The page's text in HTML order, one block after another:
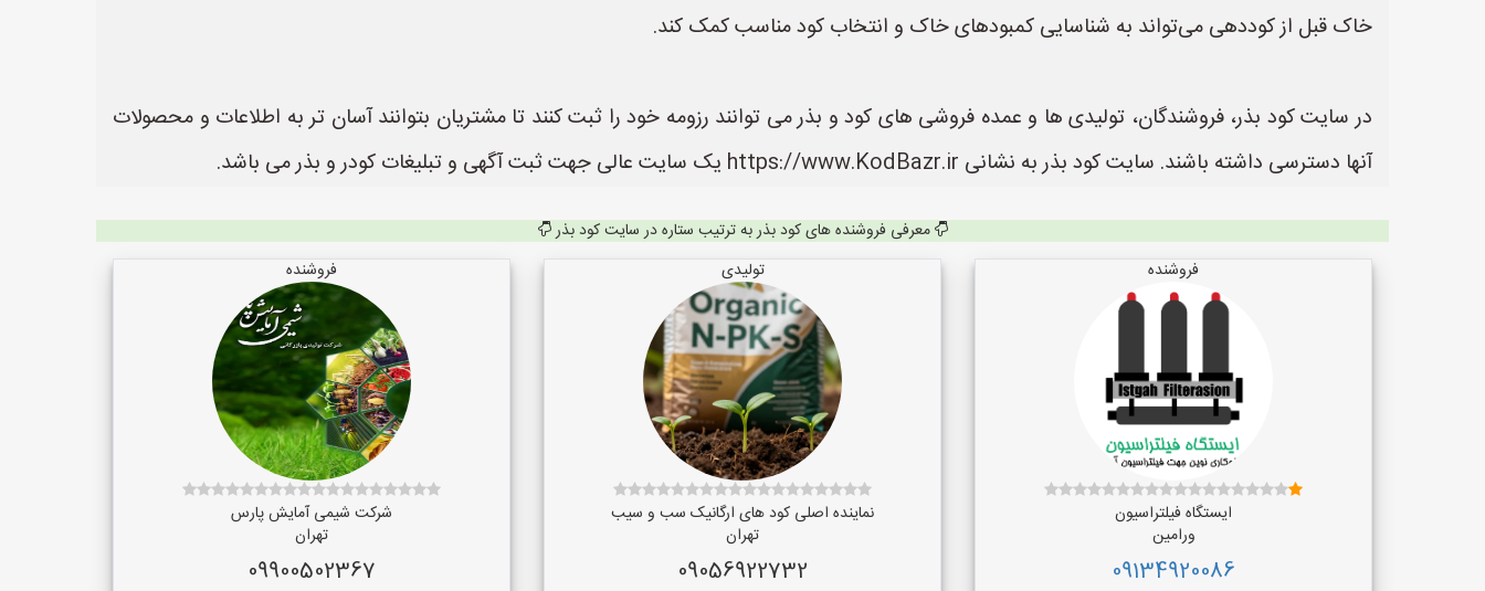
خاک قبل از کوددهی می‌تواند به شناسایی کمبودهای خاک و انتخاب کود مناسب کمک کند.
در سایت کود بذر، فروشندگان، تولیدی ها و عمده فروشی های کود و بذر می توانند رزومه خود را ثبت کنند تا مشتریان بتوانند آسان تر به اطلاعات و محصولات
آنها دسترسی داشته باشند. سایت کود بذر به نشانی https://www.KodBazr.ir یک سایت عالی جهت ثبت آگهی و تبلیغات کودر و بذر می باشد.
معرفی فروشنده های کود بذر به ترتیب ستاره در سایت کود بذر
فروشنده
ایستگاه فیلتراسیون
ورامین
09134920086
تولیدی
نماینده اصلی کود های ارگانیک سب و سیب
تهران
09056922732
فروشنده
شرکت شیمی آمایش پارس
تهران
09900502367